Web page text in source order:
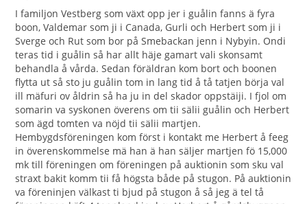
I familjon Vestberg som växt opp jer i guålin fanns ä fyra
boon, Valdemar som ji i Canada, Gurli och Herbert som ji i
Sverge och Rut som bor på Smebackan jenn i Nybyin. Ondi
teras tid i guålin så har allt häje gamart vali skonsamt
behandla å vårda. Sedan föräldran kom bort och boonen
flytta ut så sto ju guålin tom in lang tid å tå tatjen börja val
ill mäfuri ov åldrin så ha ju in del skador oppstäiji. I fjol om
somarin va syskonen överens om tii sälii guålin och Herbert
som ägd tomten va nöjd tii sälii martjen.
Hembygdsföreningen kom först i kontakt me Herbert å feeg
in överenskommelse mä han ä han säljer martjen fö 15,000
mk till föreningen om föreningen på auktionin som sku val
straxt bakit komm tii få högsta både på stugon. På auktionin
va föreninjen välkast ti bjud på stugon å så jeg ä tel tå